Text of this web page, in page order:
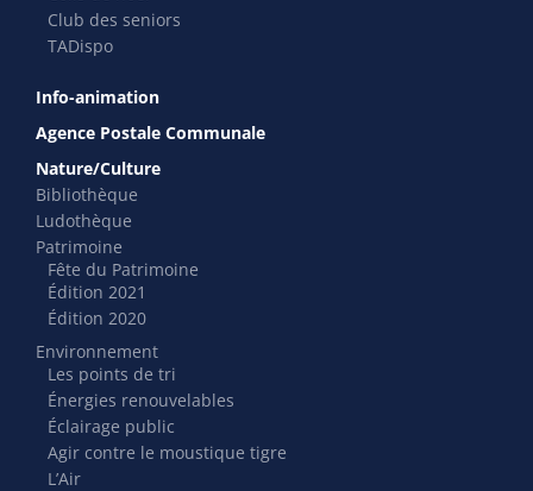
Club des seniors
TADispo
Info-animation
Agence Postale Communale
Nature/Culture
Bibliothèque
Ludothèque
Patrimoine
Fête du Patrimoine
Édition 2021
Édition 2020
Environnement
Les points de tri
Énergies renouvelables
Éclairage public
Agir contre le moustique tigre
L’Air